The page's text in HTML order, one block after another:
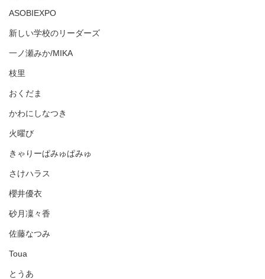
ASOBIEXPO
新しい学校のリーダーズ
一ノ瀬みか/MIKA
枝里
おくだま
かわにしなつき
火曜び
きゃりーぱみゅぱみゅ
さけハラス
櫻井優衣
砂月凜々香
佐藤なつみ
Toua
とうあ